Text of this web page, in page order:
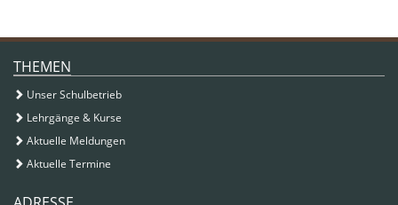
ZUSATZINFORMATIONEN
THEMEN
Unser Schulbetrieb
Lehrgänge & Kurse
Aktuelle Meldungen
Aktuelle Termine